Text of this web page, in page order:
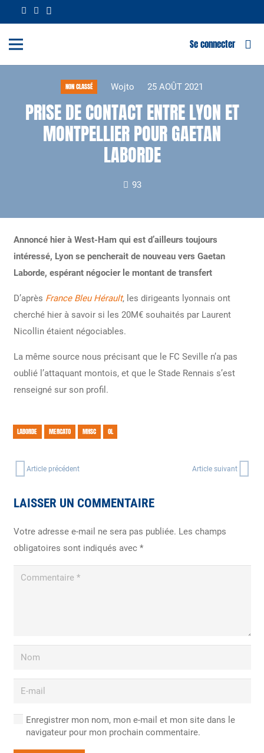
Se connecter
NON CLASSÉ Wojto 25 AOÛT 2021
PRISE DE CONTACT ENTRE LYON ET
MONTPELLIER POUR GAETAN
LABORDE
93
Annoncé hier à West-Ham qui est d’ailleurs toujours
intéressé, Lyon se pencherait de nouveau vers Gaetan
Laborde, espérant négocier le montant de transfert
D’après France Bleu Hérault, les dirigeants lyonnais ont
cherché hier à savoir si les 20M€ souhaités par Laurent
Nicollin étaient négociables.
La même source nous précisant que le FC Seville n’a pas
oublié l’attaquant montois, et que le Stade Rennais s’est
renseigné sur son profil.
LABORDE MERCATO MHSC OL
Article précédent Article suivant
LAISSER UN COMMENTAIRE
Votre adresse e-mail ne sera pas publiée. Les champs
obligatoires sont indiqués avec *
Enregistrer mon nom, mon e-mail et mon site dans le
navigateur pour mon prochain commentaire.